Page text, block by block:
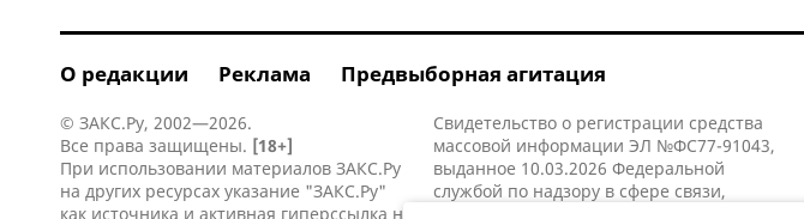
О редакции Реклама Предвыборная агитация
© ЗАКС.Ру, 2002—2026.
Все права защищены. [18+]
При использовании материалов ЗАКС.Ру
на других ресурсах указание "ЗАКС.Ру"
как источника и активная гиперссылка на
Свидетельство о регистрации средства
массовой информации ЭЛ №ФС77-91043,
выданное 10.03.2026 Федеральной
службой по надзору в сфере связи,